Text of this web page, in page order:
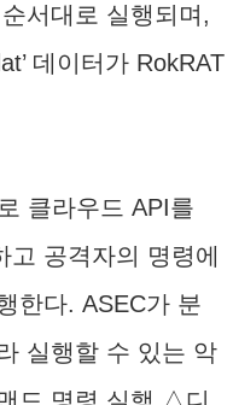
서대로 실행되며,
데이터가 RokRAT
클라우드 API를
공격자의 명령에
한다. ASEC가 분
실행할 수 있는 악